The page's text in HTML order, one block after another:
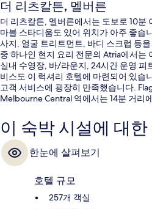
더 리츠칼튼, 멜버른
더 리츠칼튼, 멜버른에서는 도보로 10분
마블 스타디움도 있어 위치가 아주 좋습
사지, 얼굴 트리트먼트, 바디 스크럽 등
중 하나인 현지 요리 전문의 Atria에서는
실내 수영장, 바/라운지, 24시간 운영 피
비스도 이 럭셔리 호텔에 마련되어 있습
고객 서비스에 굉장히 만족했습니다.
Melbourne Central 역에서는 14분 거리
이 숙박 시설에 대
한눈에 살펴보기
호텔 규모
257개 객실